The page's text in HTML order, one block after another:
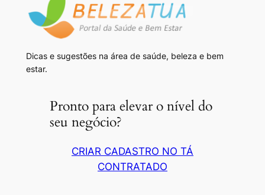
Dicas e sugestões na área de saúde, beleza e bem
estar.
Pronto para elevar o nível do
seu negócio?
CRIAR CADASTRO NO TÁ
CONTRATADO